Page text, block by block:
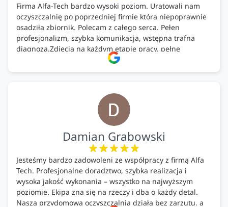
Firma Alfa-Tech bardzo wysoki poziom. Uratowali nam
oczyszczalnię po poprzedniej firmie która niepoprawnie
osadziła zbiornik. Polecam z całego serca. Pełen
profesjonalizm, szybka komunikacja, wstępna trafna
diagnoza.Zdjęcia na każdym etapie pracy, pełne
doradztwo.Dobrze wyszkoleni i znający się na rzeczy.
Podsumowując ekipa na wysokim poziomie, rzetelna.
Damian Grabowski
Jesteśmy bardzo zadowoleni ze współpracy z firmą Alfa
Tech. Profesjonalne doradztwo, szybka realizacja i
wysoka jakość wykonania – wszystko na najwyższym
poziomie. Ekipa zna się na rzeczy i dba o każdy detal.
Nasza przydomowa oczyszczalnia działa bez zarzutu, a